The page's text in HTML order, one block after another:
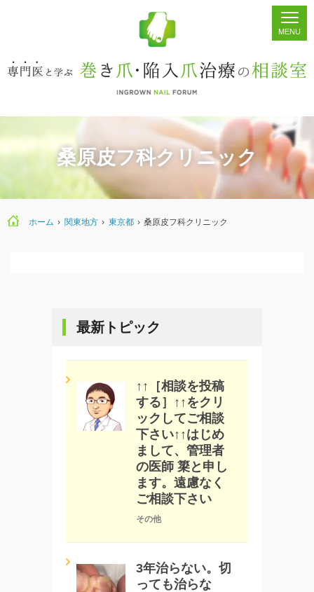
シェア 掲示板 検索
桑原皮フ科クリニック
ホーム › 関東地方 › 東京都 › 桑原皮フ科クリニック
最新トピック
↑↑［相談を投稿
する］↑↑をクリ
ックしてご相談
下さい↑↑はじめ
まして、管理者
の医師 簗と申し
ます。遠慮なく
ご相談下さい
その他
3年治らない。切
っても治らな